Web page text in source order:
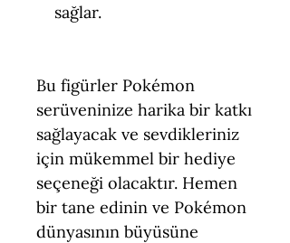
sağlar.
Bu figürler Pokémon
serüveninize harika bir katkı
sağlayacak ve sevdikleriniz
için mükemmel bir hediye
seçeneği olacaktır. Hemen
bir tane edinin ve Pokémon
dünyasının büyüsüne